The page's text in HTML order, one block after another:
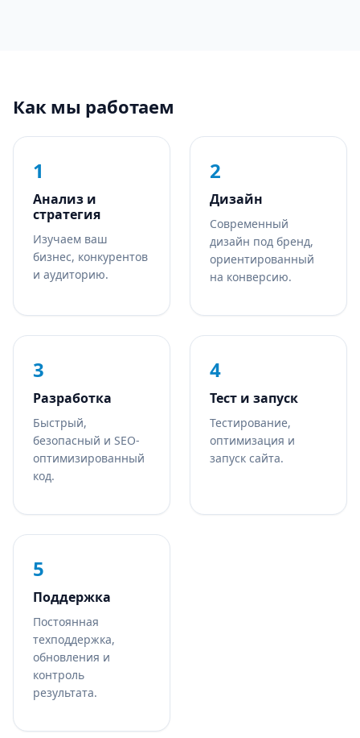
Как мы работаем
1
Анализ и
стратегия
Изучаем ваш
бизнес, конкурентов
и аудиторию.
2
Дизайн
Современный
дизайн под бренд,
ориентированный
на конверсию.
3
Разработка
Быстрый,
безопасный и SEO-
оптимизированный
код.
4
Тест и запуск
Тестирование,
оптимизация и
запуск сайта.
5
Поддержка
Постоянная
техподдержка,
обновления и
контроль
результата.